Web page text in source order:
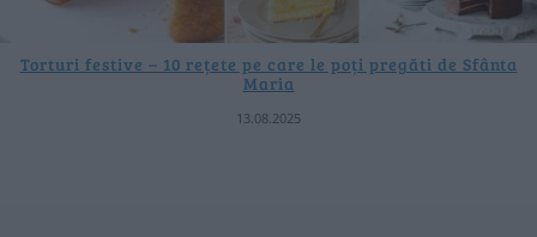
Torturi festive – 10 rețete pe care le poți pregăti de Sfânta
Maria
13.08.2025